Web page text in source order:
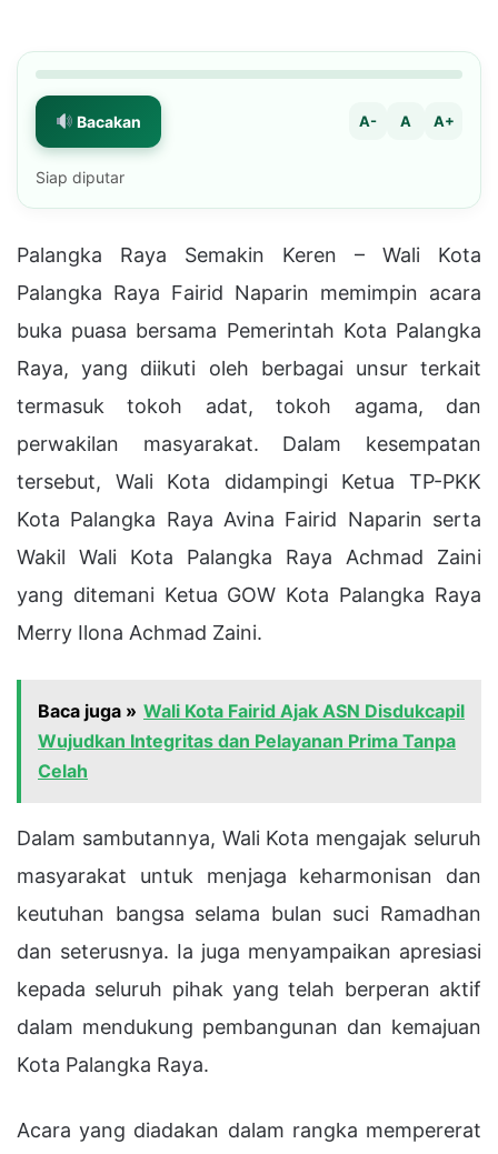
Bacakan A- A A+
Siap diputar
Palangka Raya Semakin Keren – Wali Kota
Palangka Raya Fairid Naparin memimpin acara
buka puasa bersama Pemerintah Kota Palangka
Raya, yang diikuti oleh berbagai unsur terkait
termasuk tokoh adat, tokoh agama, dan
perwakilan masyarakat. Dalam kesempatan
tersebut, Wali Kota didampingi Ketua TP-PKK
Kota Palangka Raya Avina Fairid Naparin serta
Wakil Wali Kota Palangka Raya Achmad Zaini
yang ditemani Ketua GOW Kota Palangka Raya
Merry Ilona Achmad Zaini.
Baca juga » Wali Kota Fairid Ajak ASN Disdukcapil
Wujudkan Integritas dan Pelayanan Prima Tanpa
Celah
Dalam sambutannya, Wali Kota mengajak seluruh
masyarakat untuk menjaga keharmonisan dan
keutuhan bangsa selama bulan suci Ramadhan
dan seterusnya. Ia juga menyampaikan apresiasi
kepada seluruh pihak yang telah berperan aktif
dalam mendukung pembangunan dan kemajuan
Kota Palangka Raya.
Acara yang diadakan dalam rangka mempererat